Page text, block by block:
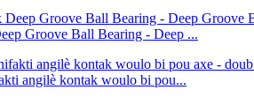
Groove Ball Bearing - Deep ...
angilè kontak woulo bi pou...